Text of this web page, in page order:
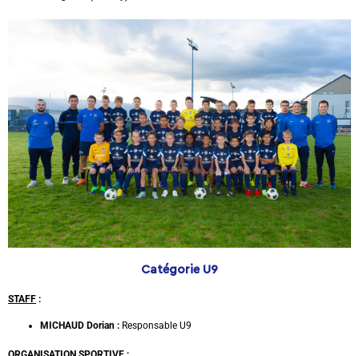
Catégorie U9
STAFF :
MICHAUD Dorian : Responsable U9